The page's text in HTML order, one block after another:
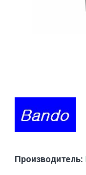
Производитель: